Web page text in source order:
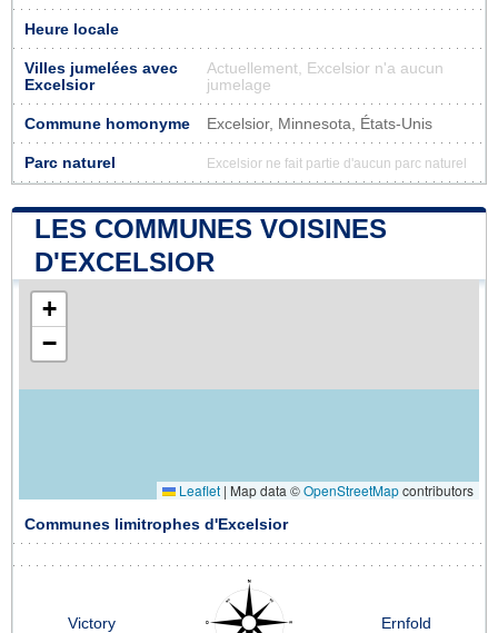
Heure locale
Villes jumelées avec
Excelsior
Actuellement, Excelsior n'a aucun
jumelage
Commune homonyme Excelsior, Minnesota, États-Unis
Parc naturel Excelsior ne fait partie d'aucun parc naturel
LES COMMUNES VOISINES
D'EXCELSIOR
+
−
Leaflet | Map data ©OpenStreetMapcontributors
Communes limitrophes d'Excelsior
Victory Ernfold